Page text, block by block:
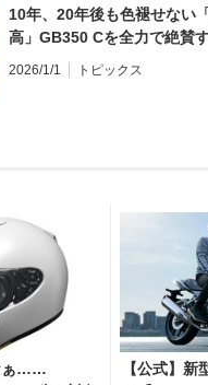
10年、20年後も色褪せない
高」GB350 Cを全力で絶賛
2026/1/1 トピックス
ぁ……
【公式】